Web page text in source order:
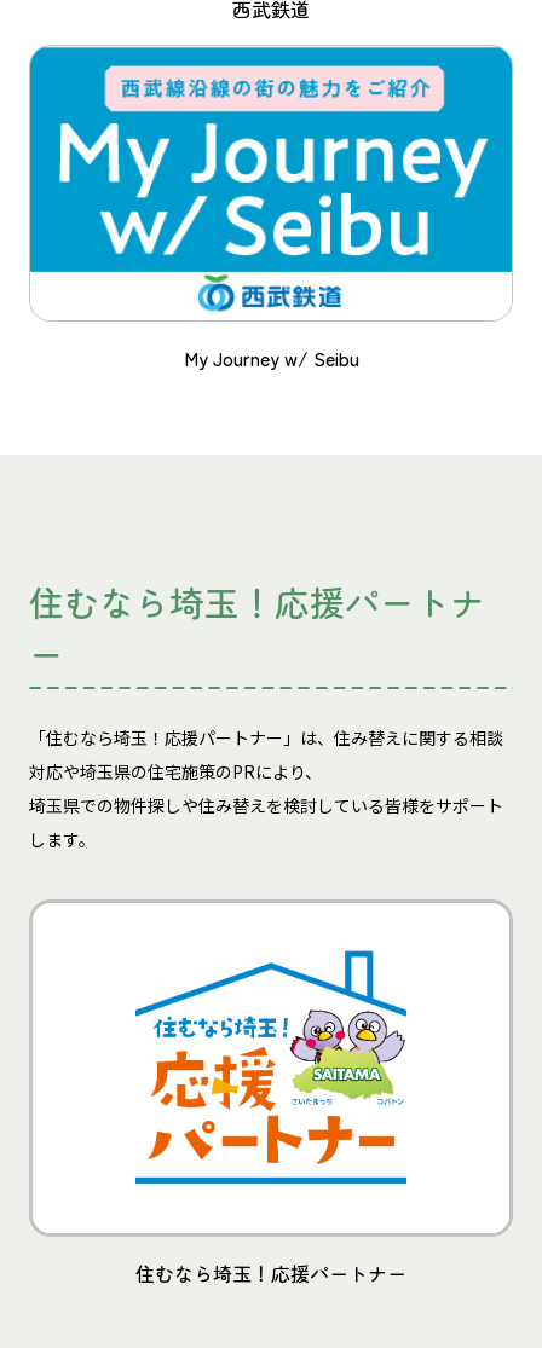
西武鉄道
My Journey w/ Seibu
住むなら埼玉！応援パートナ
ー
「住むなら埼玉！応援パートナー」は、住み替えに関する相談
対応や埼玉県の住宅施策のPRにより、
埼玉県での物件探しや住み替えを検討している皆様をサポート
します。
住むなら埼玉！応援パートナー